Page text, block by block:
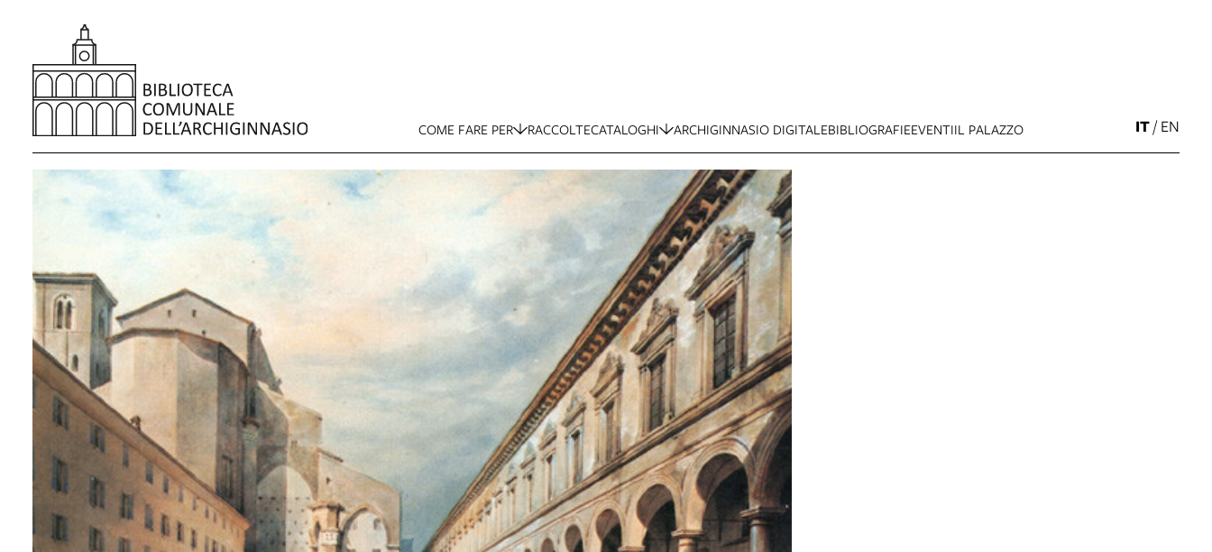
COME FARE PER RACCOLTECATALOGHI ARCHIGINNASIO DIGITALEBIBLIOGRAFIEEVENTIIL PALAZZO IT/EN